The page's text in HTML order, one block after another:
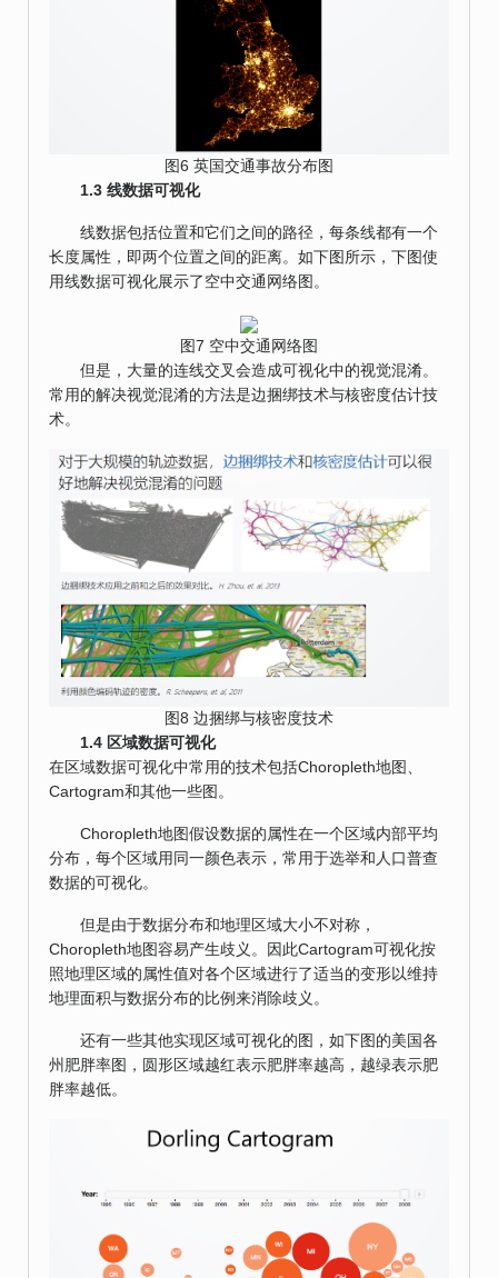
图6 英国交通事故分布图
1.3 线数据可视化
线数据包括位置和它们之间的路径，每条线都有一个
长度属性，即两个位置之间的距离。如下图所示，下图使
用线数据可视化展示了空中交通网络图。
图7 空中交通网络图
但是，大量的连线交叉会造成可视化中的视觉混淆。
常用的解决视觉混淆的方法是边捆绑技术与核密度估计技
术。
图8 边捆绑与核密度技术
1.4 区域数据可视化
在区域数据可视化中常用的技术包括Choropleth地图、
Cartogram和其他一些图。
Choropleth地图假设数据的属性在一个区域内部平均
分布，每个区域用同一颜色表示，常用于选举和人口普查
数据的可视化。
但是由于数据分布和地理区域大小不对称，
Choropleth地图容易产生歧义。因此Cartogram可视化按
照地理区域的属性值对各个区域进行了适当的变形以维持
地理面积与数据分布的比例来消除歧义。
还有一些其他实现区域可视化的图，如下图的美国各
州肥胖率图，圆形区域越红表示肥胖率越高，越绿表示肥
胖率越低。